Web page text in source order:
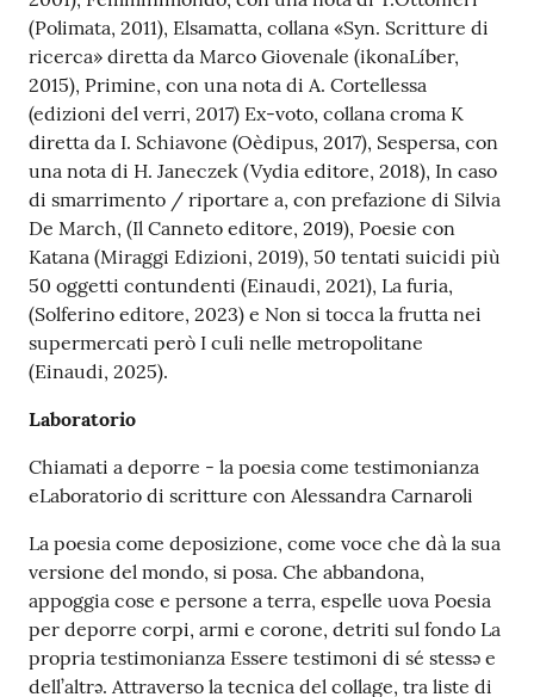
(Polimata, 2011), Elsamatta, collana «Syn. Scritture di
ricerca» diretta da Marco Giovenale (ikonaLíber,
2015), Primine, con una nota di A. Cortellessa
(edizioni del verri, 2017) Ex-voto, collana croma K
diretta da I. Schiavone (Oèdipus, 2017), Sespersa, con
una nota di H. Janeczek (Vydia editore, 2018), In caso
di smarrimento / riportare a, con prefazione di Silvia
De March, (Il Canneto editore, 2019), Poesie con
Katana (Miraggi Edizioni, 2019), 50 tentati suicidi più
50 oggetti contundenti (Einaudi, 2021), La furia,
(Solferino editore, 2023) e Non si tocca la frutta nei
supermercati però I culi nelle metropolitane
(Einaudi, 2025).
Laboratorio
Chiamati a deporre - la poesia come testimonianza
eLaboratorio di scritture con Alessandra Carnaroli
La poesia come deposizione, come voce che dà la sua
versione del mondo, si posa. Che abbandona,
appoggia cose e persone a terra, espelle uova Poesia
per deporre corpi, armi e corone, detriti sul fondo La
propria testimonianza Essere testimoni di sé stessə e
dell’altrə. Attraverso la tecnica del collage, tra liste di